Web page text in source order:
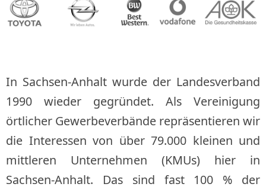
In Sachsen-Anhalt wurde der Landesverband
1990 wieder gegründet. Als Vereinigung
örtlicher Gewerbeverbände repräsentieren wir
die Interessen von über 79.000 kleinen und
mittleren Unternehmen (KMUs) hier in
Sachsen-Anhalt. Das sind fast 100 % der